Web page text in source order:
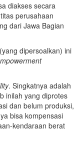
diakses secara
perusahaan
dari Jawa Bagian
dipersoalkan) ini
. Singkatnya adalah
inilah yang diprotes
dan belum produksi,
bisa kompensasi
kendaraan berat